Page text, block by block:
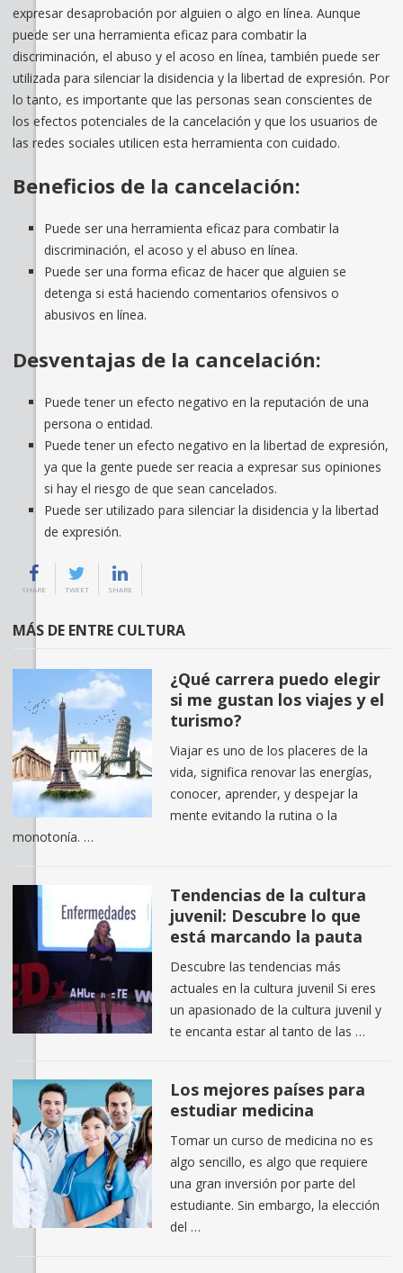
expresar desaprobación por alguien o algo en línea. Aunque
puede ser una herramienta eficaz para combatir la
discriminación, el abuso y el acoso en línea, también puede ser
utilizada para silenciar la disidencia y la libertad de expresión. Por
lo tanto, es importante que las personas sean conscientes de
los efectos potenciales de la cancelación y que los usuarios de
las redes sociales utilicen esta herramienta con cuidado.
Beneficios de la cancelación:
Puede ser una herramienta eficaz para combatir la
discriminación, el acoso y el abuso en línea.
Puede ser una forma eficaz de hacer que alguien se
detenga si está haciendo comentarios ofensivos o
abusivos en línea.
Desventajas de la cancelación:
Puede tener un efecto negativo en la reputación de una
persona o entidad.
Puede tener un efecto negativo en la libertad de expresión,
ya que la gente puede ser reacia a expresar sus opiniones
si hay el riesgo de que sean cancelados.
Puede ser utilizado para silenciar la disidencia y la libertad
de expresión.
SHARE TWEET SHARE
MÁS DE ENTRE CULTURA
¿Qué carrera puedo elegir
si me gustan los viajes y el
turismo?
Viajar es uno de los placeres de la
vida, significa renovar las energías,
conocer, aprender, y despejar la
mente evitando la rutina o la
monotonía. …
Tendencias de la cultura
juvenil: Descubre lo que
está marcando la pauta
Descubre las tendencias más
actuales en la cultura juvenil Si eres
un apasionado de la cultura juvenil y
te encanta estar al tanto de las …
Los mejores países para
estudiar medicina
Tomar un curso de medicina no es
algo sencillo, es algo que requiere
una gran inversión por parte del
estudiante. Sin embargo, la elección
del …